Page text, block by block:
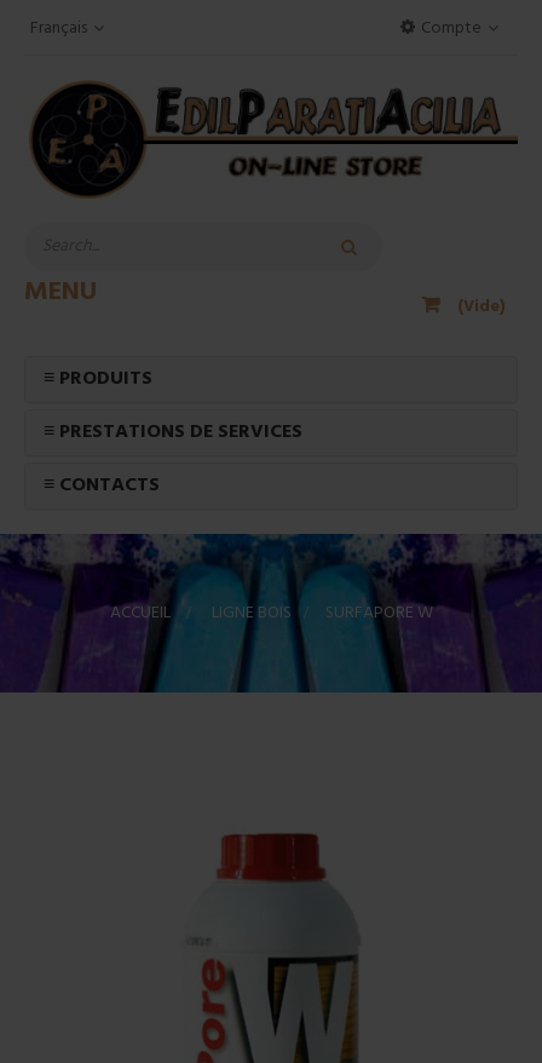
Compte
Français
(Vide)
MENU
≡ PRODUITS
≡ PRESTATIONS DE SERVICES
≡ CONTACTS
ACCUEIL > LIGNE BOIS > SURFAPORE W